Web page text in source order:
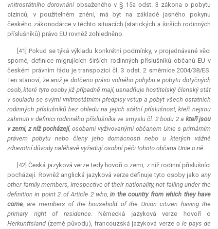
vnitrostátního dorovnáníobsaženého v § 15a odst. 3 zákona o pobytu
cizinců, v použitelném znění, má být na základě jasného pokynu
českého zákonodárce v těchto situacích (statických a širších rodinných
příslušníků) právo EU rovněž zohledněno.
[41] Pokud se týká výkladu konkrétní podmínky, v projednávané věci
sporné, definice migrujících širších rodinných příslušníků občanů EU v
českém právním řádu je transpozicí čl. 3 odst. 2 směrnice 2004/38/ES.
Ten stanoví, žeaniž je dotčeno právo volného pohybu a pobytu dotyčných
osob, které tyto osoby již případně mají, usnadňuje hostitelský členský stát
v souladu se svými vnitrostátními předpisy vstup a pobyt všech ostatních
rodinných příslušníků bez ohledu na jejich státní příslušnost, kteří nejsou
zahrnuti v definici rodinného příslušníka ve smyslu čl. 2 bodu 2 a kteří jsou
v zemi, z níž pocházejí, osobami vyživovanými občanem Unie s primárním
právem pobytu nebo členy jeho domácnosti nebo u kterých vážné
zdravotní důvody naléhavě vyžadují osobní péči tohoto občana Unie o ně.
[42] Česká jazyková verze tedy hovoří o zemi, z níž rodinní příslušníci
pocházejí. Rovněž anglická jazyková verze definuje tyto osoby jako any
other family members, irrespective of their nationality, not falling under the
definition in point 2 of Article 2 who,in the country from which they have
come, are members of the household of the Union citizen having the
primary right of residence. Německá jazyková verze hovoří o
Herkunftsland (země původu), francouzská jazyková verze o le pays de